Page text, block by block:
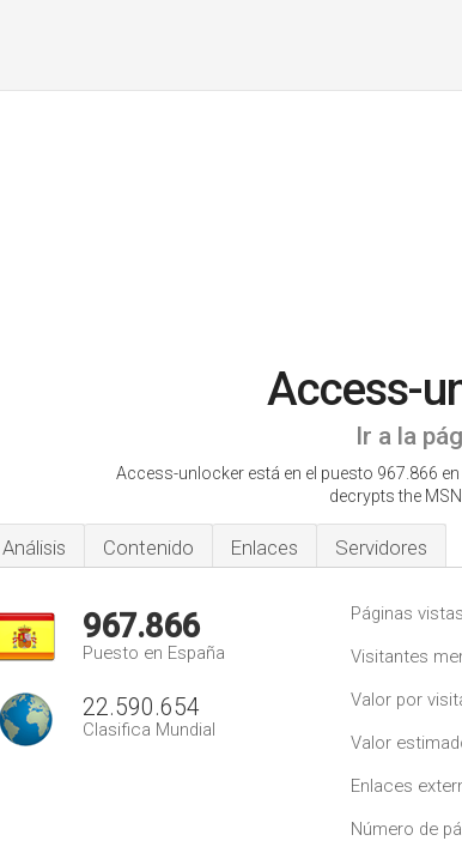
Access-
Ir a la
Access-unlocker está en el puesto 967.866
decrypts the
Análisis Contenido Enlaces Servidores
967.866
Puesto en España
22.590.654
Clasifica Mundial
Páginas
Visitantes
Valor por
Valor
Enlaces
Número de